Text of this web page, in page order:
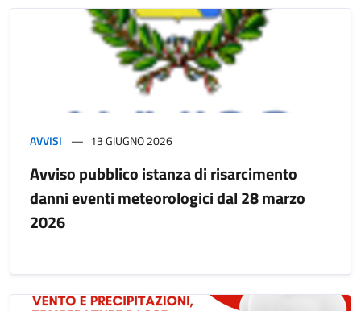
AVVISI 13 GIUGNO 2026
Avviso pubblico istanza di risarcimento
danni eventi meteorologici dal 28 marzo
2026